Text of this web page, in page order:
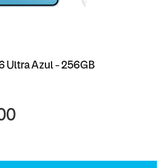
Ultra Azul - 256GB